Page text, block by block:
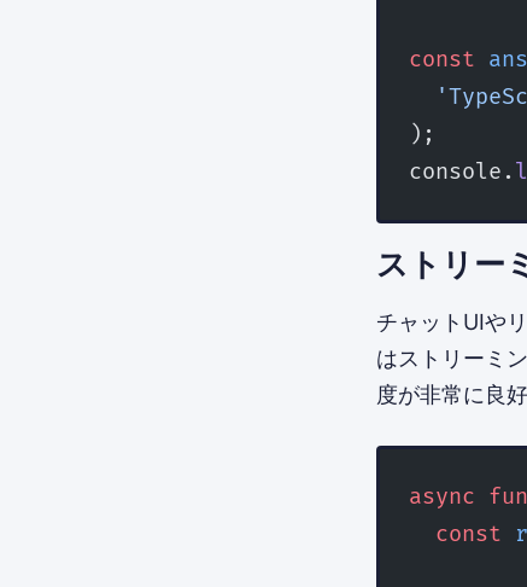
const
);
console.
ストリー
チャットUIや
はストリーミ
度が非常に良好
async
  const